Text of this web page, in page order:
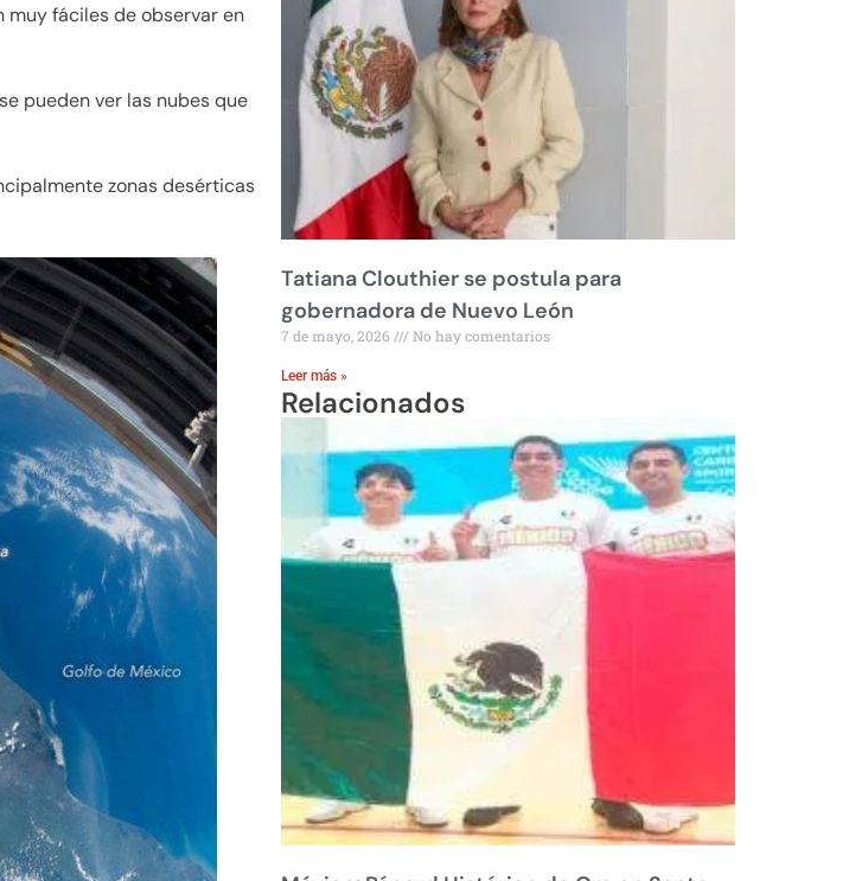
muy fáciles de observar en
pueden ver las nubes que
zonas desérticas
Tatiana Clouthier se postula para
gobernadora de Nuevo León
7 de mayo, 2026 No hay comentarios
Leer más »
Relacionados